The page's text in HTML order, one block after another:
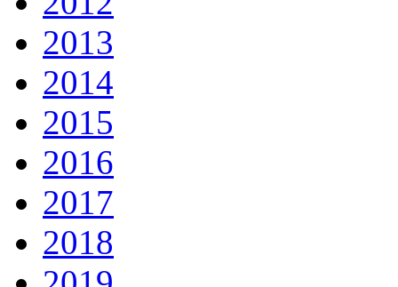
2013
2014
2015
2016
2017
2018